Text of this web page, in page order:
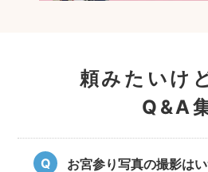
頼みたいけ
Q&A
お宮参り写真の撮影は